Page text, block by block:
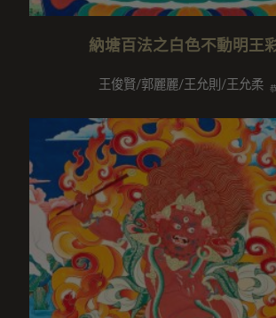
納塘百法之白色不動明王
王俊賢/郭麗麗/王允則/王允柔